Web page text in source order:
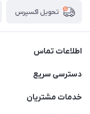
تحویل اکسپرس
اطلاعات تماس
03538252575
دسترسی سریع
حساب کاربری
خدمات مشتریان